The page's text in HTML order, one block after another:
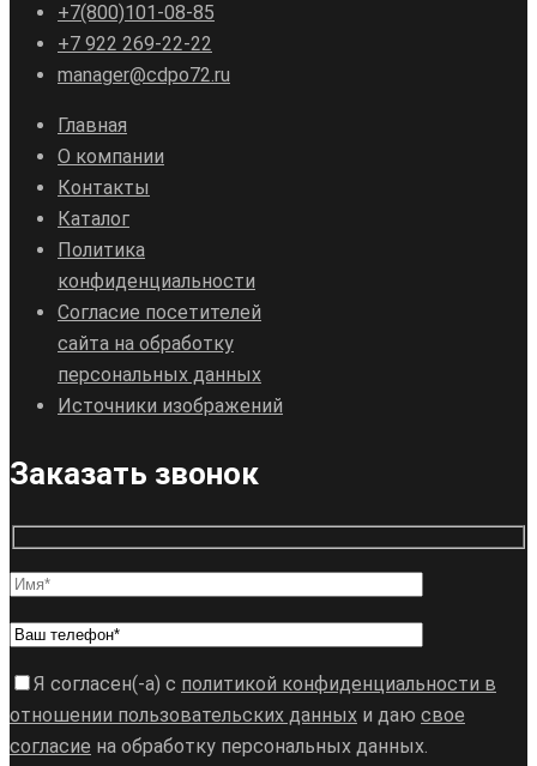
+7(800)101-08-85
+7 922 269-22-22
manager@cdpo72.ru
Главная
О компании
Контакты
Каталог
Политика
конфиденциальности
Согласие посетителей
сайта на обработку
персональных данных
Источники изображений
Заказать звонок
Я согласен(-а) с политикой конфиденциальности в
отношении пользовательских данных и даю свое
согласие на обработку персональных данных.